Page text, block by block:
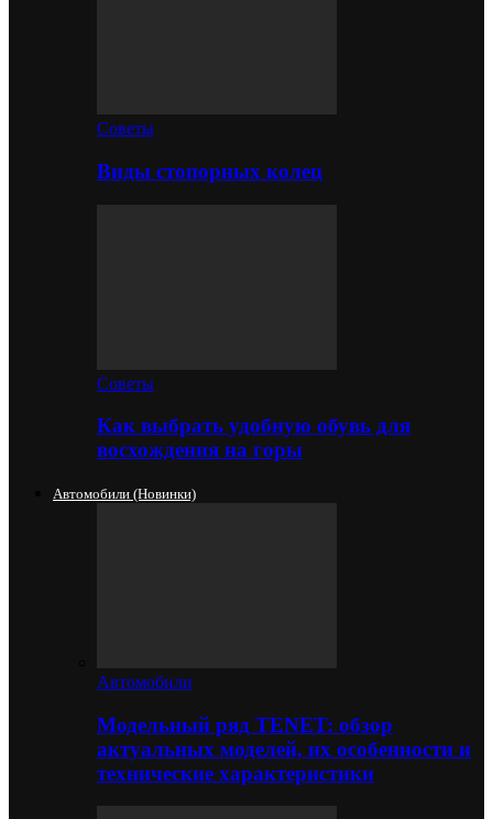
Советы
Виды стопорных колец
Советы
Как выбрать удобную обувь для
восхождения на горы
Автомобили (новинки)
Автомобили
Модельный ряд TENET: обзор
актуальных моделей, их особенности и
технические характеристики